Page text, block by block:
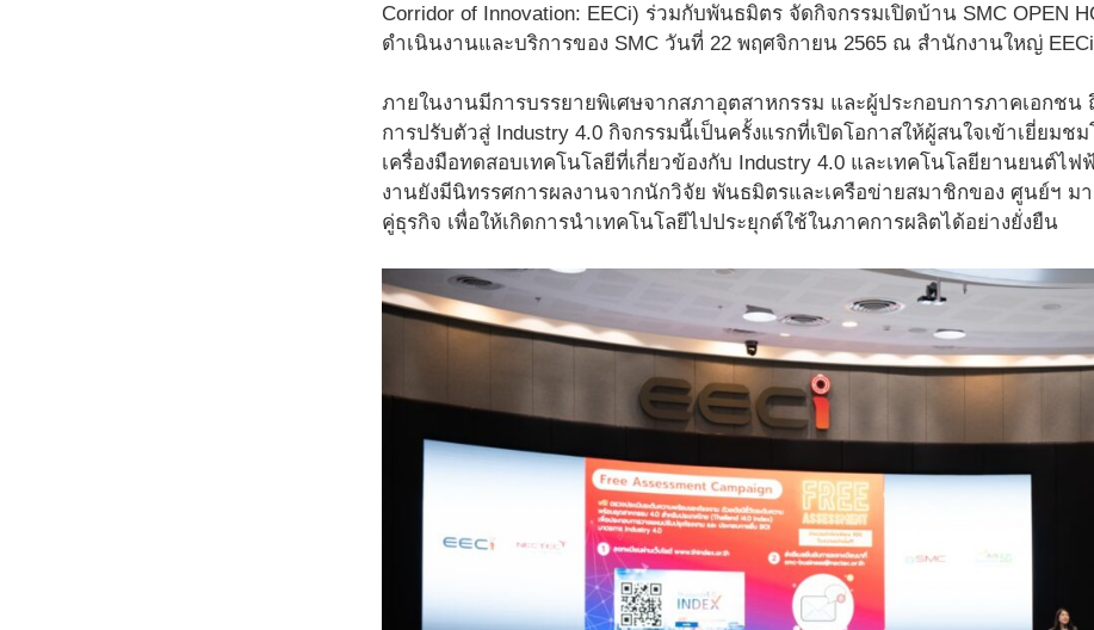
Corridor of Innovation: EECi) ร่วมกับพันธมิตร จัดกิจกรรมเปิดบ้าน SMC OPEN
ดำเนินงานและบริการของ SMC วันที่ 22 พฤศจิกายน 2565 ณ สำนักงานใหญ่
ภายในงานมีการบรรยายพิเศษจากสภาอุตสาหกรรม และผู้ประกอบการภาคเอกชน
การปรับตัวสู่ Industry 4.0 กิจกรรมนี้เป็นครั้งแรกที่เปิดโอกาสให้ผู้สนใจเข้าเยี่ยมชม
เครื่องมือทดสอบเทคโนโลยีที่เกี่ยวข้องกับ Industry 4.0 และเทคโนโลยียานยนต์ไ
งานยังมีนิทรรศการผลงานจากนักวิจัย พันธมิตรและเครือข่ายสมาชิกของ ศูนย์ฯ ม
คู่ธุรกิจ เพื่อให้เกิดการนำเทคโนโลยีไปประยุกต์ใช้ในภาคการผลิตได้อย่างยั่งยืน